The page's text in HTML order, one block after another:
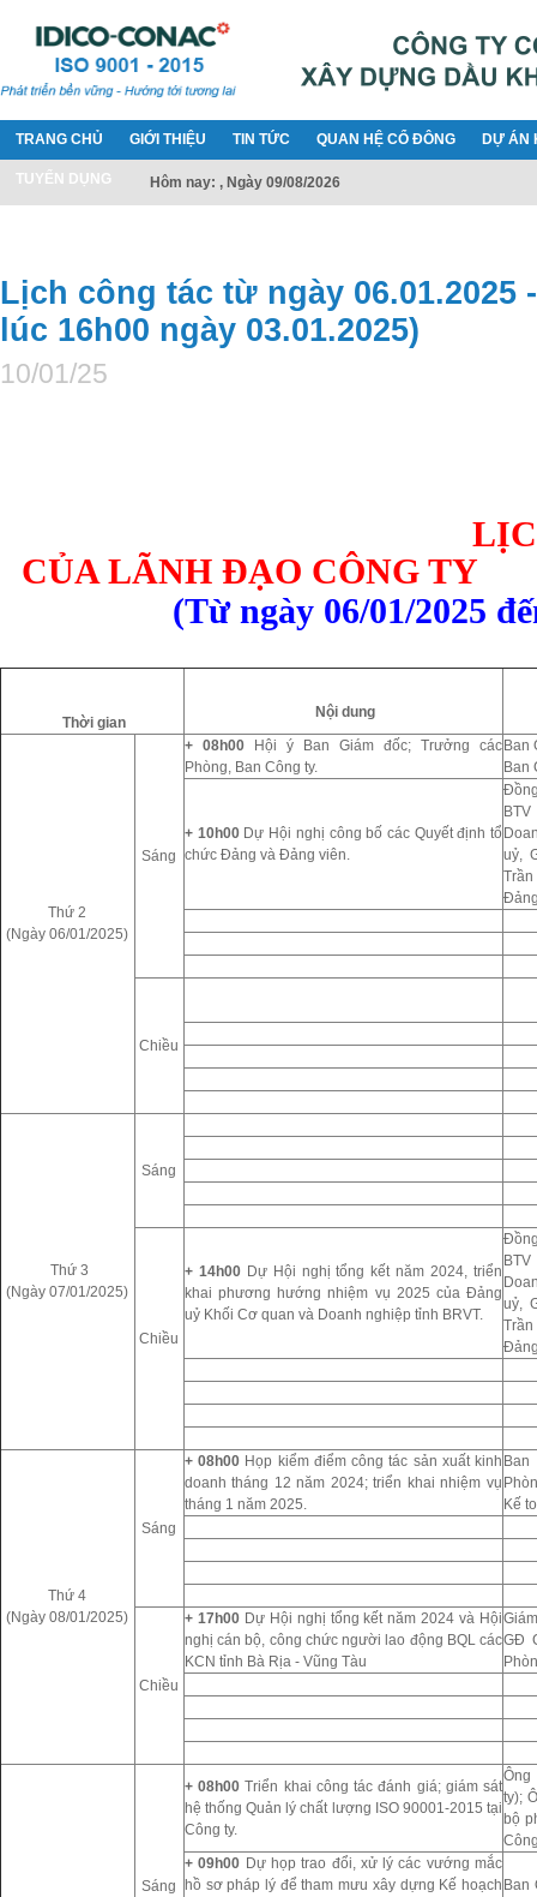
TRANG CHỦ GIỚI THIỆU TIN TỨC QUAN HỆ CỔ ĐÔNG DỰ ÁN
TUYỂN DỤNG Hôm nay: , Ngày 09/08/2026
Lịch công tác từ ngày 06.01.2025
lúc 16h00 ngày 03.01.2025)
10/01/25
LỊCH CÔNG
CỦA LÃNH ĐẠO CÔNG TY
(Từ ngày 06/01/2025
Thời gian
Nội dung
Thứ 2
(Ngày 06/01/2025)
Sáng
+ 08h00 Hội ý Ban Giám đốc; Trưởng các
Phòng, Ban Công ty.
Ban
Ban
+ 10h00Dự Hội nghị công bố các Quyết định tổ
chức Đảng và Đảng viên.
uỷ,
Chiều
Thứ 3
(Ngày 07/01/2025)
Sáng
Chiều
+ 14h00Dự Hội nghị tổng kết năm 2024, triển
khai phương hướng nhiệm vụ 2025 của Đảng
uỷ Khối Cơ quan và Doanh nghiệp tỉnh BRVT.
uỷ,
Thứ 4
(Ngày 08/01/2025)
Sáng
+ 08h00 Họp kiểm điểm công tác sản xuất kinh
doanh tháng 12 năm 2024; triển khai nhiệm vụ
tháng 1 năm 2025.
Ban
Kế
Chiều
+ 17h00 Dự Hội nghị tổng kết năm 2024 và Hội
nghị cán bộ, công chức người lao động BQL các
KCN tỉnh Bà Rịa - Vũng Tàu
GĐ
Sáng
+ 08h00Triển khai công tác đánh giá; giám sát
hệ thống Quản lý chất lượng ISO 90001-2015 tại
Công ty.
Ông
ty);
bộ
+ 09h00 Dự họp trao đổi, xử lý các vướng mắc
hồ sơ pháp lý để tham mưu xây dựng Kế hoạch Ban